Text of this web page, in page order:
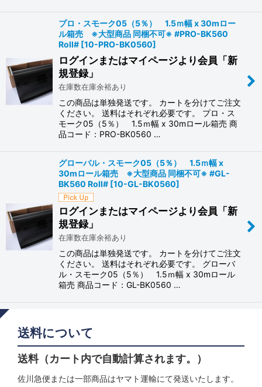
プロ・スモーク05（5％） 1.5ｍ幅 x 30mロー
ル箱売 ※大型商品 同梱不可※ #PRO-BK560
Roll# [10-PRO-BK0560]
ログインまたはマイページより会員「新
規登録」
在庫数在庫余裕あり
この商品は単独発送です。 カートを分けてご注文
ください。 送料はそれぞれ必要です。 プロ・ス
モーク05（5％） 1.5ｍ幅 x 30mロール箱売 商
品コード：PRO-BK0560 …
グローバル・スモーク05（5％） 1.5ｍ幅 x
30mロール箱売 ※大型商品 同梱不可※ #GL-
BK560 Roll# [10-GL-BK0560]
ログインまたはマイページより会員「新
規登録」
在庫数在庫余裕あり
この商品は単独発送です。 カートを分けてご注文
ください。 送料はそれぞれ必要です。 グローバ
ル・スモーク05（5％） 1.5ｍ幅 x 30mロール
箱売 商品コード：GL-BK0560 …
送料について
送料（カート内で自動計算されます。）
佐川急便または一部商品はヤマト運輸にて発送いたします。